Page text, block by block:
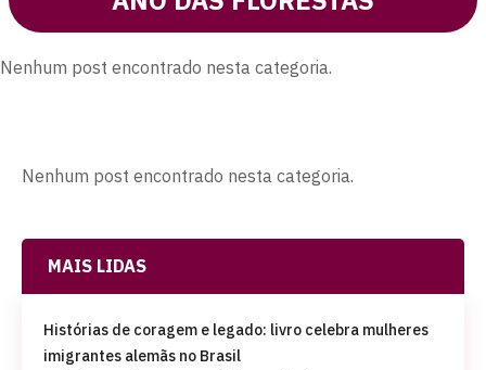
Nenhum post encontrado nesta categoria.
Nenhum post encontrado nesta categoria.
MAIS LIDAS
Histórias de coragem e legado: livro celebra mulheres
imigrantes alemãs no Brasil